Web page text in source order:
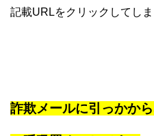
記載URLをクリックしてし
詐欺メールに引っかから